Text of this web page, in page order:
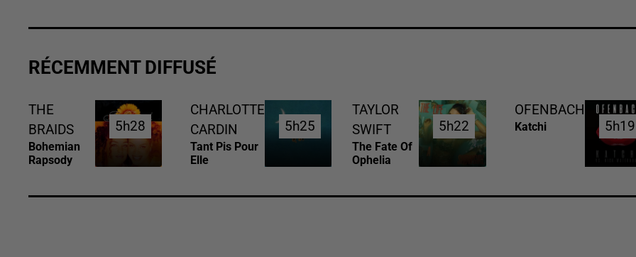
RÉCEMMENT DIFFUSÉ
THE
BRAIDS
Bohemian
Rapsody
5h28
5h28
CHARLOTTE
CARDIN
Tant Pis Pour
Elle
5h25
5h25
TAYLOR
SWIFT
The Fate Of
Ophelia
5h22
5h22
OFENBACH
Katchi 5h19
5h19